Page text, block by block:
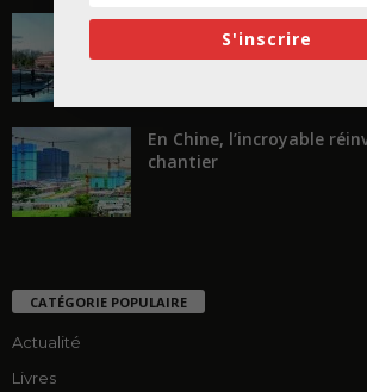
« Transformer plutôt que
pas regarder en arrière...
En Chine, l’incroyable
chantier
CATÉGORIE POPULAIRE
Actualité
Livres
S'inscrire